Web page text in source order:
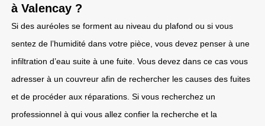
à Valencay ?
Si des auréoles se forment au niveau du plafond ou si vous
sentez de l’humidité dans votre pièce, vous devez penser à une
infiltration d’eau suite à une fuite. Vous devez dans ce cas vous
adresser à un couvreur afin de rechercher les causes des fuites
et de procéder aux réparations. Si vous recherchez un
professionnel à qui vous allez confier la recherche et la